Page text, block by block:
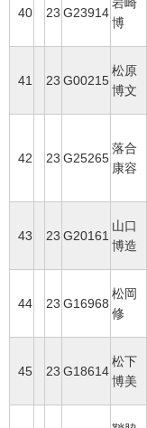
40 23 G23914
博
41 23 G00215
松原
博文
42 23 G25265
落合
康容
43 23 G20161
山口
博造
44 23 G16968
松岡
修
45 23 G18614
松下
博美